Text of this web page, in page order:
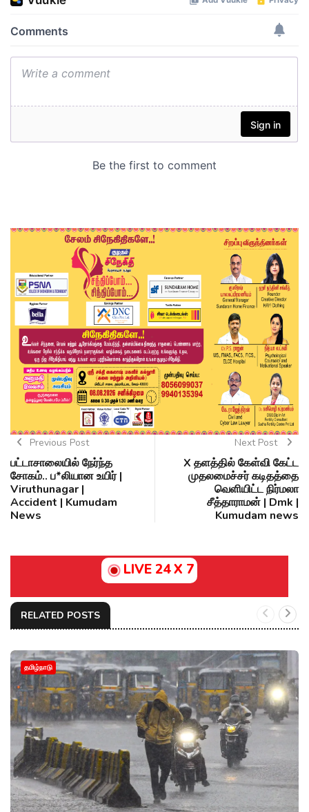
Previous Post
பட்டாசாலையில் நேர்ந்த
சோகம்.. ப*லியான உயிர் |
Viruthunagar |
Accident | Kumudam
News
Next Post
X தளத்தில் கேள்வி கேட்ட
முதலமைச்சர் கடிதத்தை
வெளியிட்ட நிர்மலா
சீத்தாராமன் | Dmk |
Kumudam news
LIVE 24 X 7
RELATED POSTS
தமிழ்நாடு